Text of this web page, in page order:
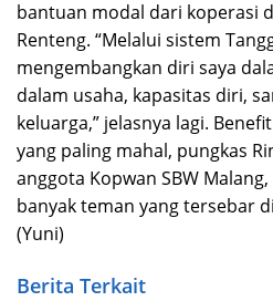
bantuan modal dari koperasi
Renteng. “Melalui sistem
mengembangkan diri saya
dalam usaha, kapasitas diri,
keluarga,” jelasnya lagi.
yang paling mahal, pungkas
anggota Kopwan SBW
banyak teman yang tersebar
(Yuni)
Berita Terkait